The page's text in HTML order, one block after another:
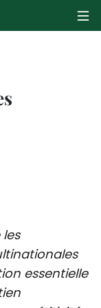
essentielle